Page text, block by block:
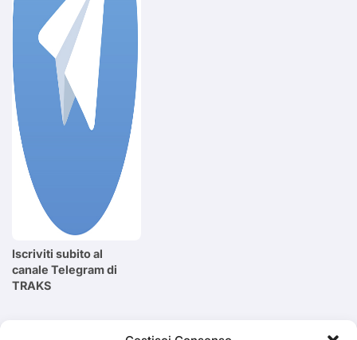
Iscriviti subito al
canale Telegram di
TRAKS